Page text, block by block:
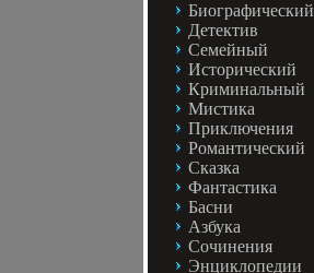
Биографический
Детектив
Семейный
Исторический
Криминальный
Мистика
Приключения
Романтический
Сказка
Фантастика
Басни
Азбука
Сочинения
Энциклопедии